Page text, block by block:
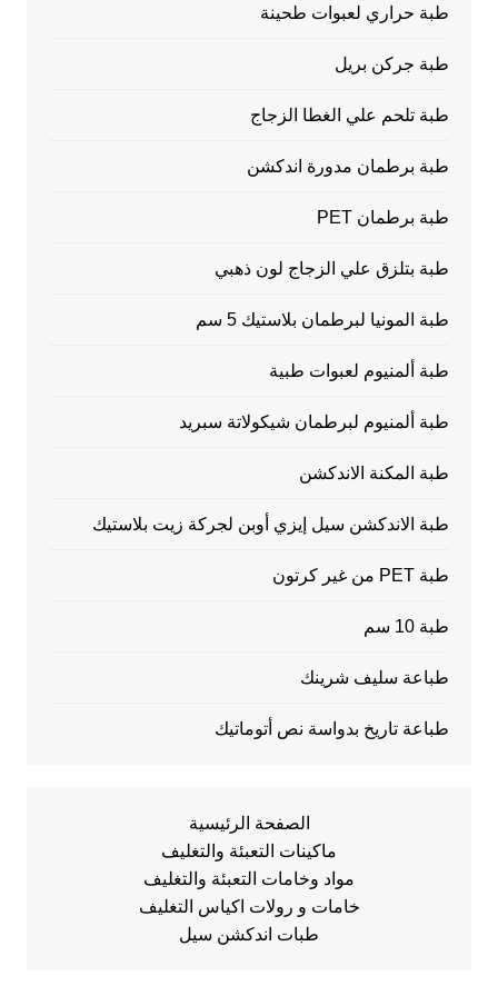
طبة حراري لعبوات طحينة
طبة جركن بريل
طبة تلحم علي الغطا الزجاج
طبة برطمان مدورة اندكشن
طبة برطمان PET
طبة بتلزق علي الزجاج لون ذهبي
طبة المونيا لبرطمان بلاستيك 5 سم
طبة ألمنيوم لعبوات طبية
طبة ألمنيوم لبرطمان شيكولاتة سبريد
طبة المكنة الاندكشن
طبة الاندكشن سيل إيزي أوبن لجركة زيت بلاستيك
طبة PET من غير كرتون
طبة 10 سم
طباعة سليف شرينك
طباعة تاريخ بدواسة نص أتوماتيك
الصفحة الرئيسية
ماكينات التعبئة والتغليف
مواد وخامات التعبئة والتغليف
خامات و رولات اكياس التغليف
طبات اندكشن سيل